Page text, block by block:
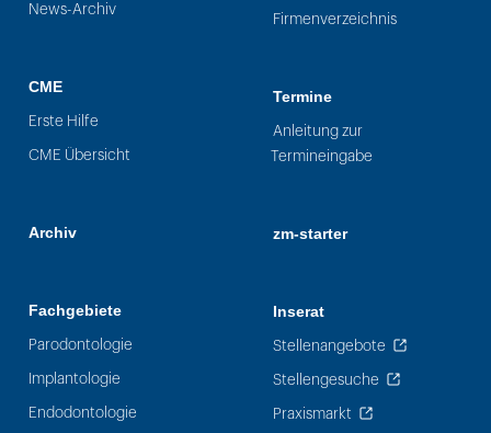
News-Archiv
CME
Erste Hilfe
CME Übersicht
Archiv
Fachgebiete
Parodontologie
Implantologie
Endodontologie
Firmenverzeichnis
Termine
Anleitung zur
Termineingabe
zm-starter
Inserat
Stellenangebote
Stellengesuche
Praxismarkt